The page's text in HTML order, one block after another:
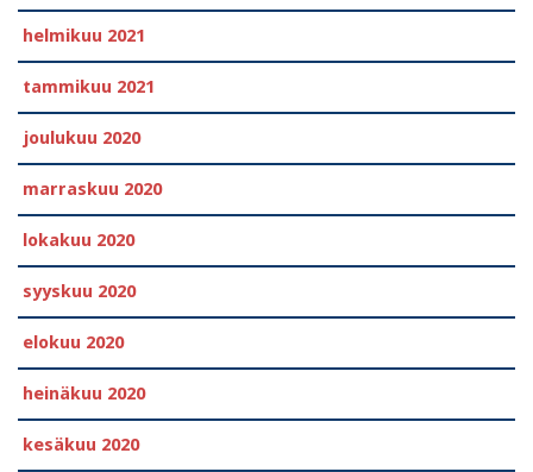
helmikuu 2021
tammikuu 2021
joulukuu 2020
marraskuu 2020
lokakuu 2020
syyskuu 2020
elokuu 2020
heinäkuu 2020
kesäkuu 2020